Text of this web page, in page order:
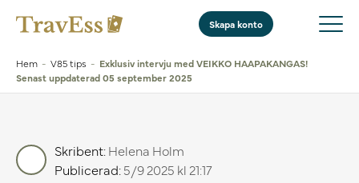
Skapa konto
Hem - V85 tips - Exklusiv intervju med VEIKKO HAAPAKANGAS!
Senast uppdaterad 05 september 2025
Skribent:Helena Holm
Publicerad:5/9 2025 kl 21:17